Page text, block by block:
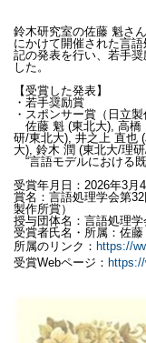
鈴木研究室の佐藤 魁さ
にかけて開催された言
記の発表を行い、若手
した。
【受賞した発表】
・若手奨励賞
・スポンサー賞（日立製
佐藤 魁 (東北大), 高橋
研/東北大), 井之上 直也
大), 鈴木 潤 (東北大/理
“言語モデルにおける
受賞年月日：2026年3月4
賞名：言語処理学会第
製作所賞）
授与団体名：言語処理学
受賞者氏名・所属：佐
所属のリンク： https://
受賞Webページ：